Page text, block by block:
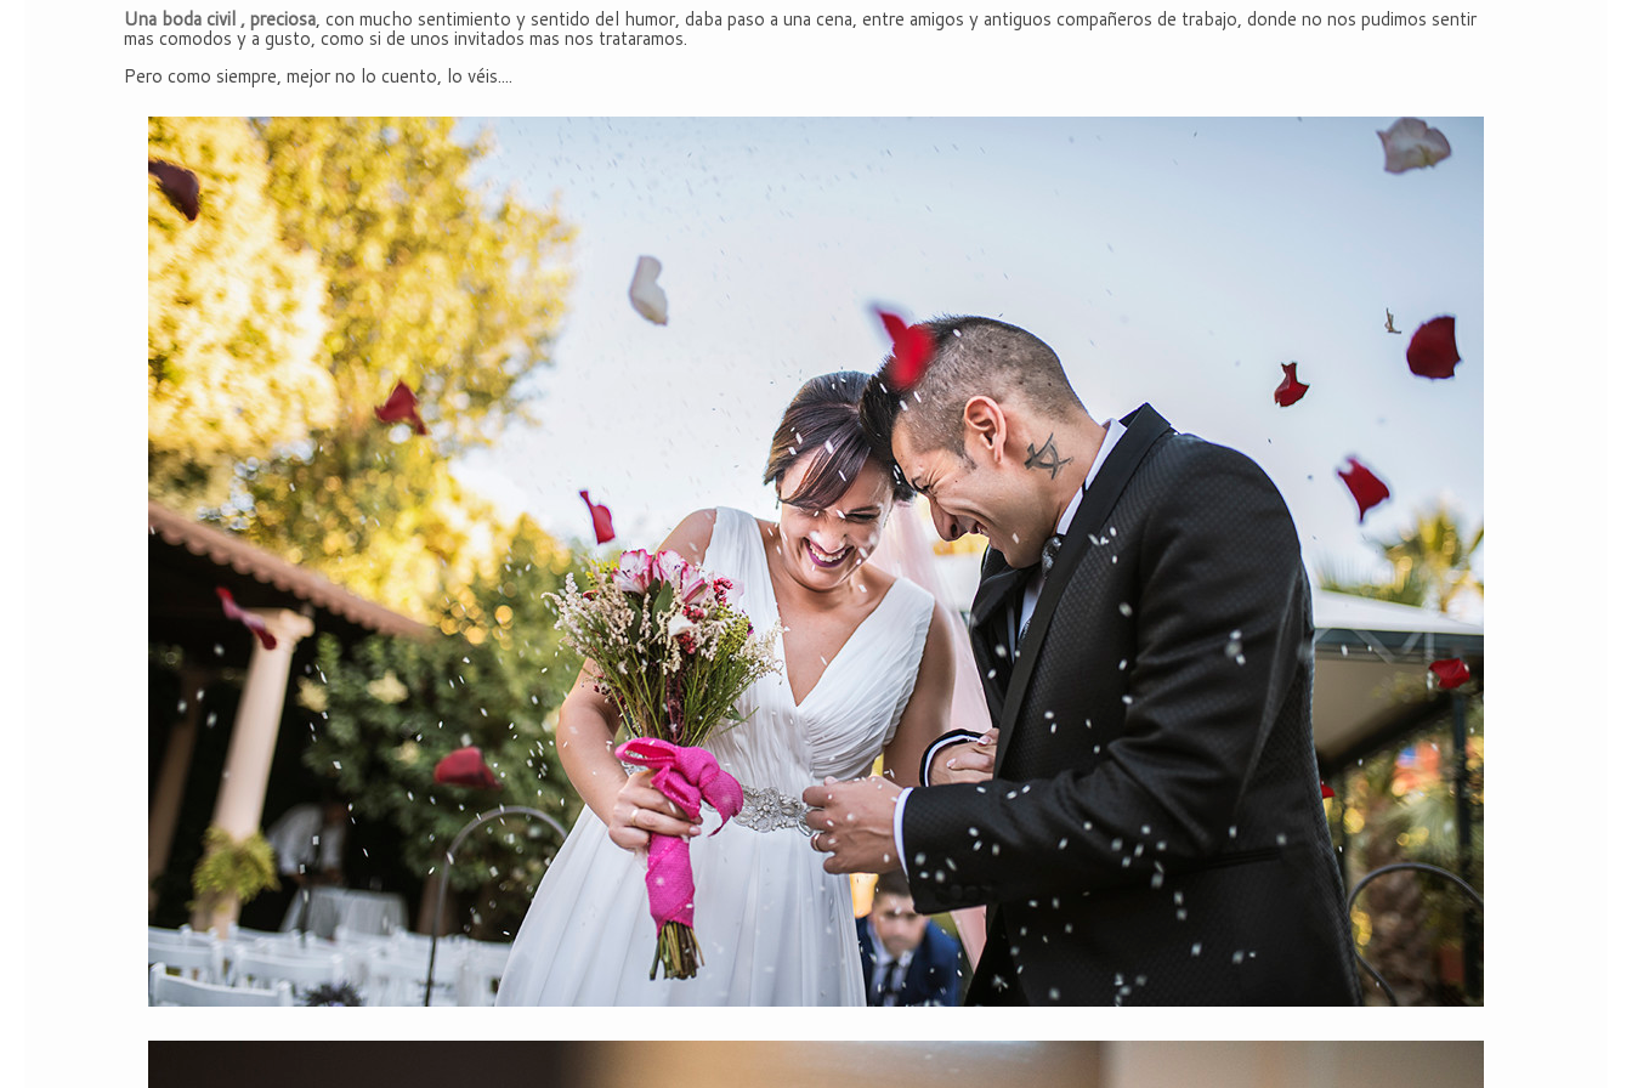
Una boda civil , preciosa, con mucho sentimiento y sentido del humor, daba paso a una cena, entre amigos y antiguos compañeros de trabajo, donde no nos pudimos sentir
mas comodos y a gusto, como si de unos invitados mas nos trataramos.
Pero como siempre, mejor no lo cuento, lo véis....